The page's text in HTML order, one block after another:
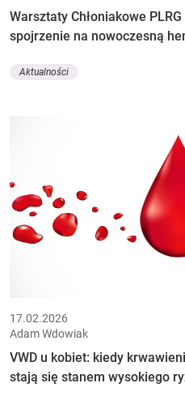
Warsztaty Chłoniakowe
spojrzenie na nowoczesną
Aktualności
17.02.2026
Adam Wdowiak
VWD u kobiet: kiedy
stają się stanem wysokiego